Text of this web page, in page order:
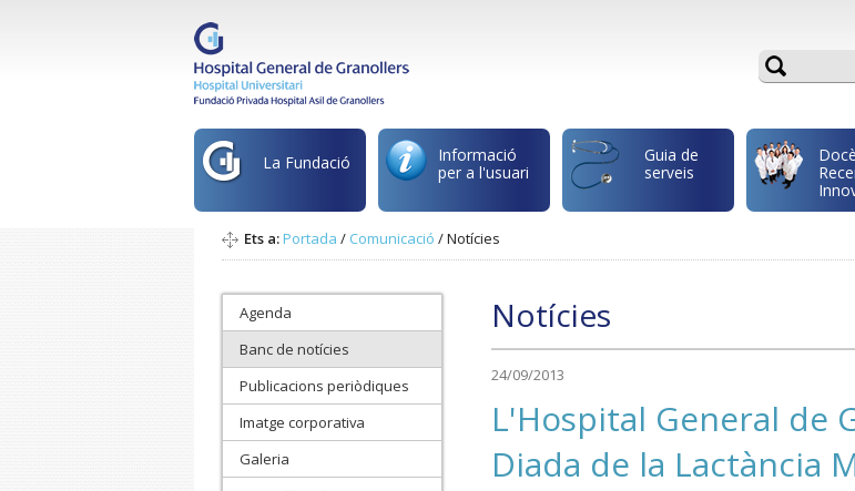
La Fundació
Informació
per a l'usuari
Guia de
serveis
Ets a:Portada / Comunicació /Notícies
Agenda
Banc de notícies
Publicacions periòdiques
Imatge corporativa
Galeria
Notícies
24/09/2013
L'Hospital General de
Diada de la Lactància